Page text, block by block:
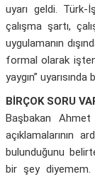
uyarı geldi.
çalışma şartı,
uygulamanın
formal olarak işten
yaygın” uyarısında
BİRÇOK SORU
Başbakan
açıklamalarının
bulunduğunu
bir şey